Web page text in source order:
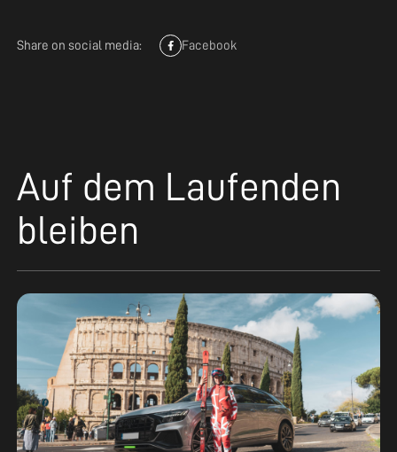
Share on social media: Facebook
Auf dem Laufenden
bleiben